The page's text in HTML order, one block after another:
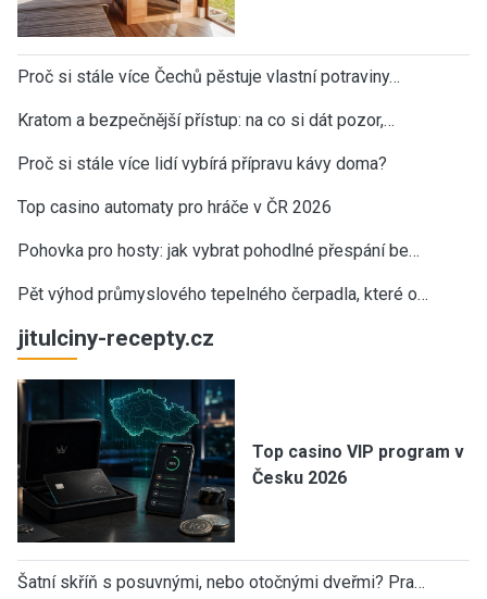
Proč si stále více Čechů pěstuje vlastní potraviny…
Kratom a bezpečnější přístup: na co si dát pozor,…
Proč si stále více lidí vybírá přípravu kávy doma?
Top casino automaty pro hráče v ČR 2026
Pohovka pro hosty: jak vybrat pohodlné přespání be…
Pět výhod průmyslového tepelného čerpadla, které o…
jitulciny-recepty.cz
Top casino VIP program v
Česku 2026
Šatní skříň s posuvnými, nebo otočnými dveřmi? Pra…